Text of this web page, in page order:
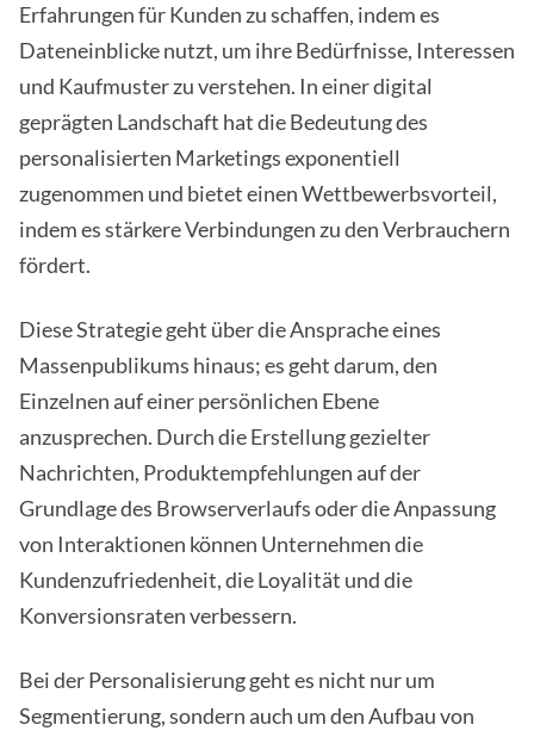
Erfahrungen für Kunden zu schaffen, indem es
Dateneinblicke nutzt, um ihre Bedürfnisse, Interessen
und Kaufmuster zu verstehen. In einer digital
geprägten Landschaft hat die Bedeutung des
personalisierten Marketings exponentiell
zugenommen und bietet einen Wettbewerbsvorteil,
indem es stärkere Verbindungen zu den Verbrauchern
fördert.
Diese Strategie geht über die Ansprache eines
Massenpublikums hinaus; es geht darum, den
Einzelnen auf einer persönlichen Ebene
anzusprechen. Durch die Erstellung gezielter
Nachrichten, Produktempfehlungen auf der
Grundlage des Browserverlaufs oder die Anpassung
von Interaktionen können Unternehmen die
Kundenzufriedenheit, die Loyalität und die
Konversionsraten verbessern.
Bei der Personalisierung geht es nicht nur um
Segmentierung, sondern auch um den Aufbau von